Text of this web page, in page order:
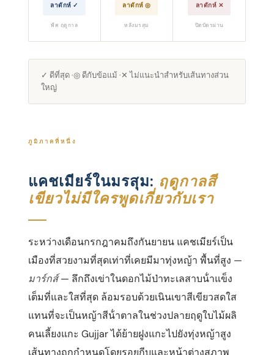
ลาดักห์ ✓
พีค ฤดูกาล
ลาดักห์ ◎
หลังมรสุม
ลาดักห์ ✕
ปิดบัตรผ่าน
✓ ดีที่สุด ·◎ ดีกับข้อแม้ ·✕ ไม่แนะนําสําหรับเส้นทางส่วน
ใหญ่
ภูมิภาคที่หนึ่ง
แคชเมียร์ในมรสุม: ฤดูกาลสี
เขียวไม่มีใครพูดเกี่ยวกับเรา
ระหว่างเดือนกรกฎาคมถึงกันยายน แคชเมียร์เป็น
เมืองที่สวยงามที่สุดเท่าที่เคยมีมาทุ่งหญ้า พื้นที่สูง —
มาร์กส์— ลึกถึงเข่าในดอกไม้ป่าทะเลสาบน้ําแข็ง
เต็มที่และใสที่สุด ล้อมรอบด้วยเนินเขาสีเขียวสดใส
แทนที่จะเป็นหญ้าสีน้ําตาลในช่วงปลายฤดูใบไม้ผลิ
คนเลี้ยงแกะ Gujjar ได้ย้ายฝูงแกะไปยังทุ่งหญ้าสูง
เส้นทางถูกกําหนดโดยรอยกีบและหน้าต่างสภาพ